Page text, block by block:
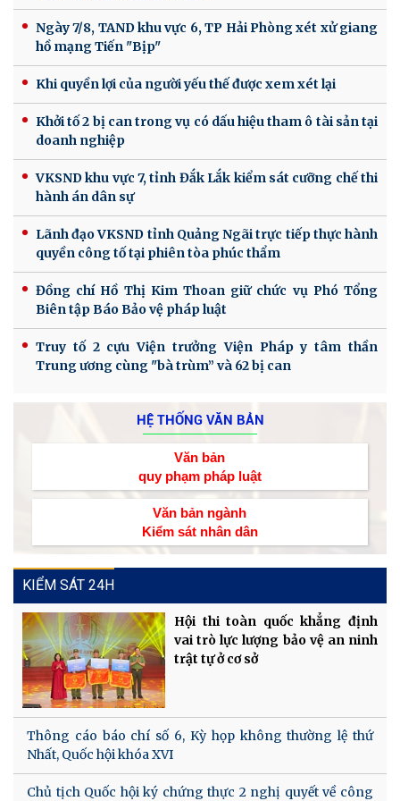
Ngày 7/8, TAND khu vực 6, TP Hải Phòng xét xử giang
hồ mạng Tiến "Bịp"
Khi quyền lợi của người yếu thế được xem xét lại
Khởi tố 2 bị can trong vụ có dấu hiệu tham ô tài sản tại
doanh nghiệp
VKSND khu vực 7, tỉnh Đắk Lắk kiểm sát cưỡng chế thi
hành án dân sự
Lãnh đạo VKSND tỉnh Quảng Ngãi trực tiếp thực hành
quyền công tố tại phiên tòa phúc thẩm
Đồng chí Hồ Thị Kim Thoan giữ chức vụ Phó Tổng
Biên tập Báo Bảo vệ pháp luật
Truy tố 2 cựu Viện trưởng Viện Pháp y tâm thần
Trung ương cùng "bà trùm” và 62 bị can
HỆ THỐNG VĂN BẢN
Văn bản
quy phạm pháp luật
Văn bản ngành
Kiểm sát nhân dân
KIỂM SÁT 24H
Hội thi toàn quốc khẳng định
vai trò lực lượng bảo vệ an ninh
trật tự ở cơ sở
Thông cáo báo chí số 6, Kỳ họp không thường lệ thứ
Nhất, Quốc hội khóa XVI
Chủ tịch Quốc hội ký chứng thực 2 nghị quyết về công